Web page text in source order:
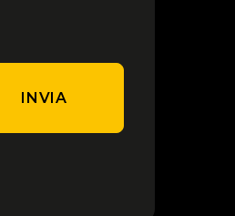
09
INVIA